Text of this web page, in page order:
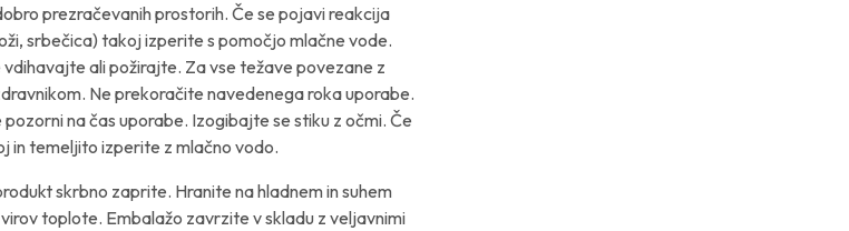
prezračevanih prostorih. Če se pojavi reakcija
srbečica) takoj izperite s pomočjo mlačne vode.
ali požirajte. Za vse težave povezane z
Ne prekoračite navedenega roka uporabe.
na čas uporabe. Izogibajte se stiku z očmi. Če
in temeljito izperite z mlačno vodo.
skrbno zaprite. Hranite na hladnem in suhem
toplote. Embalažo zavrzite v skladu z veljavnimi